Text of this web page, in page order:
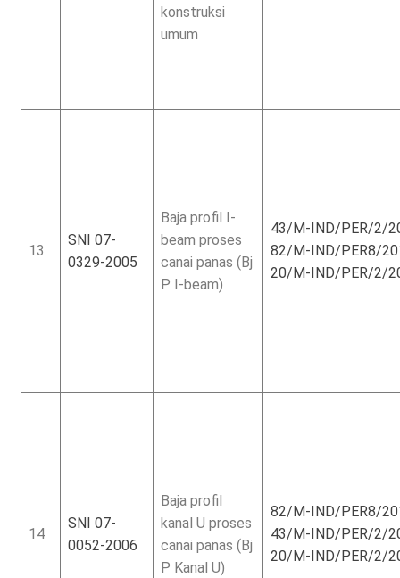
konstruksi
umum
13
SNI 07-
0329-2005
Baja profil I-
beam proses
canai panas (Bj
P I-beam)
43/M-IND/PER/2/
82/M-IND/PER8/
20/M-IND/PER/2/
14
SNI 07-
0052-2006
Baja profil
kanal U proses
canai panas (Bj
P Kanal U)
82/M-IND/PER8/
43/M-IND/PER/2/
20/M-IND/PER/2/